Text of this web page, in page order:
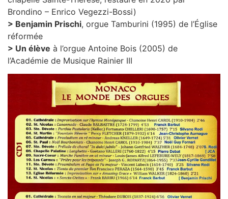
Brondino – Enrico Vegezzi-Bossi)
> Benjamin Prischi, orgue Tamburini (1995) de l’Église
réformée
> Un élève à l’orgue Antoine Bois (2005) de
l’Académie de Musique Rainier III